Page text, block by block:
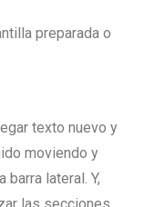
preparada o
texto nuevo y
moviendo y
lateral. Y,